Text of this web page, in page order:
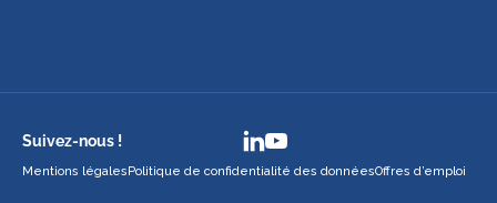
Suivez-nous !
Mentions légalesPolitique de confidentialité des donnéesOffres d’emploi